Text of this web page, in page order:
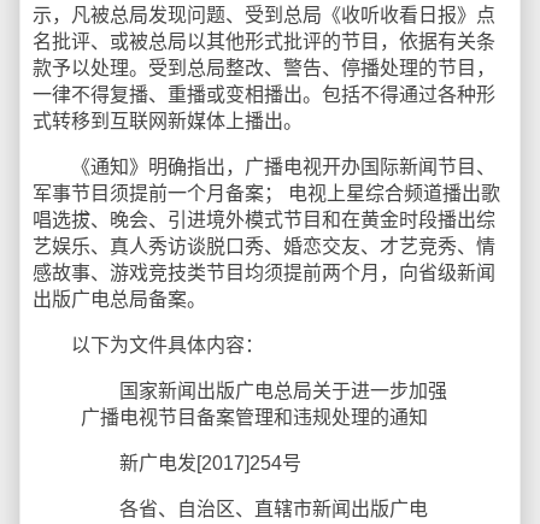
示，凡被总局发现问题、受到总局《收听收看日报》点
名批评、或被总局以其他形式批评的节目，依据有关条
款予以处理。受到总局整改、警告、停播处理的节目，
一律不得复播、重播或变相播出。包括不得通过各种形
式转移到互联网新媒体上播出。 ​​​​
《通知》明确指出，广播电视开办国际新闻节目、
军事节目须提前一个月备案； 电视上星综合频道播出歌
唱选拔、晚会、引进境外模式节目和在黄金时段播出综
艺娱乐、真人秀访谈脱口秀、婚恋交友、才艺竞秀、情
感故事、游戏竞技类节目均须提前两个月，向省级新闻
出版广电总局备案。
以下为文件具体内容：
国家新闻出版广电总局关于进一步加强
广播电视节目备案管理和违规处理的通知
新广电发[2017]254号
各省、自治区、直辖市新闻出版广电